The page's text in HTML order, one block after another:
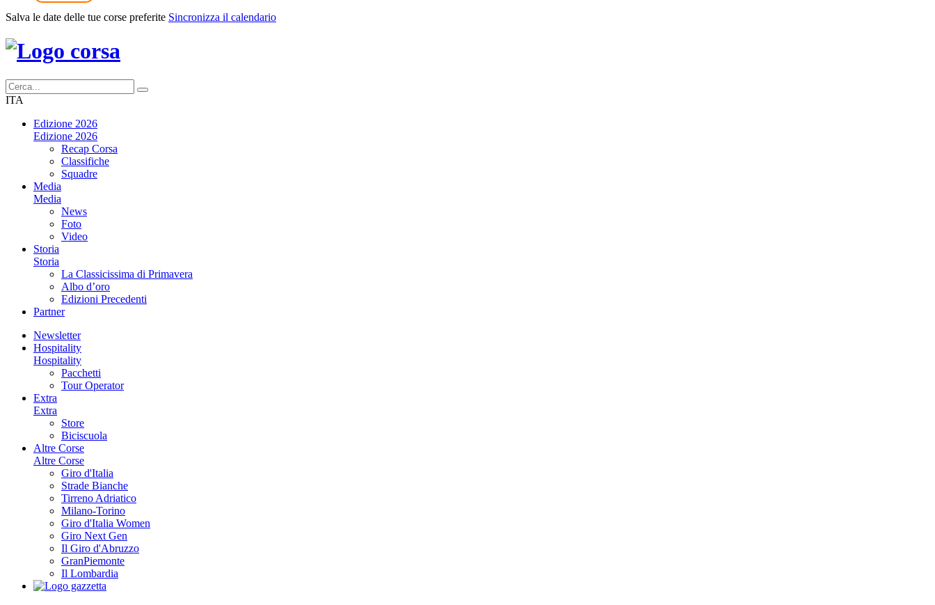
Salva le date delle tue corse preferite Sincronizza il calendario
ITA
Edizione 2026
Edizione 2026
Recap Corsa
Classifiche
Squadre
Media
Media
News
Foto
Video
Storia
Storia
La Classicissima di Primavera
Albo d’oro
Edizioni Precedenti
Partner
Newsletter
Hospitality
Hospitality
Pacchetti
Tour Operator
Extra
Extra
Store
Biciscuola
Altre Corse
Altre Corse
Giro d'Italia
Strade Bianche
Tirreno Adriatico
Milano-Torino
Giro d'Italia Women
Giro Next Gen
Il Giro d'Abruzzo
GranPiemonte
Il Lombardia